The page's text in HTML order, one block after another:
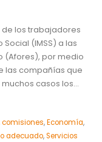
de los trabajadores
(IMSS) a las
(Afores), por medio
las compañías que
casos los...
comisiones,Economía,
adecuado,Servicios